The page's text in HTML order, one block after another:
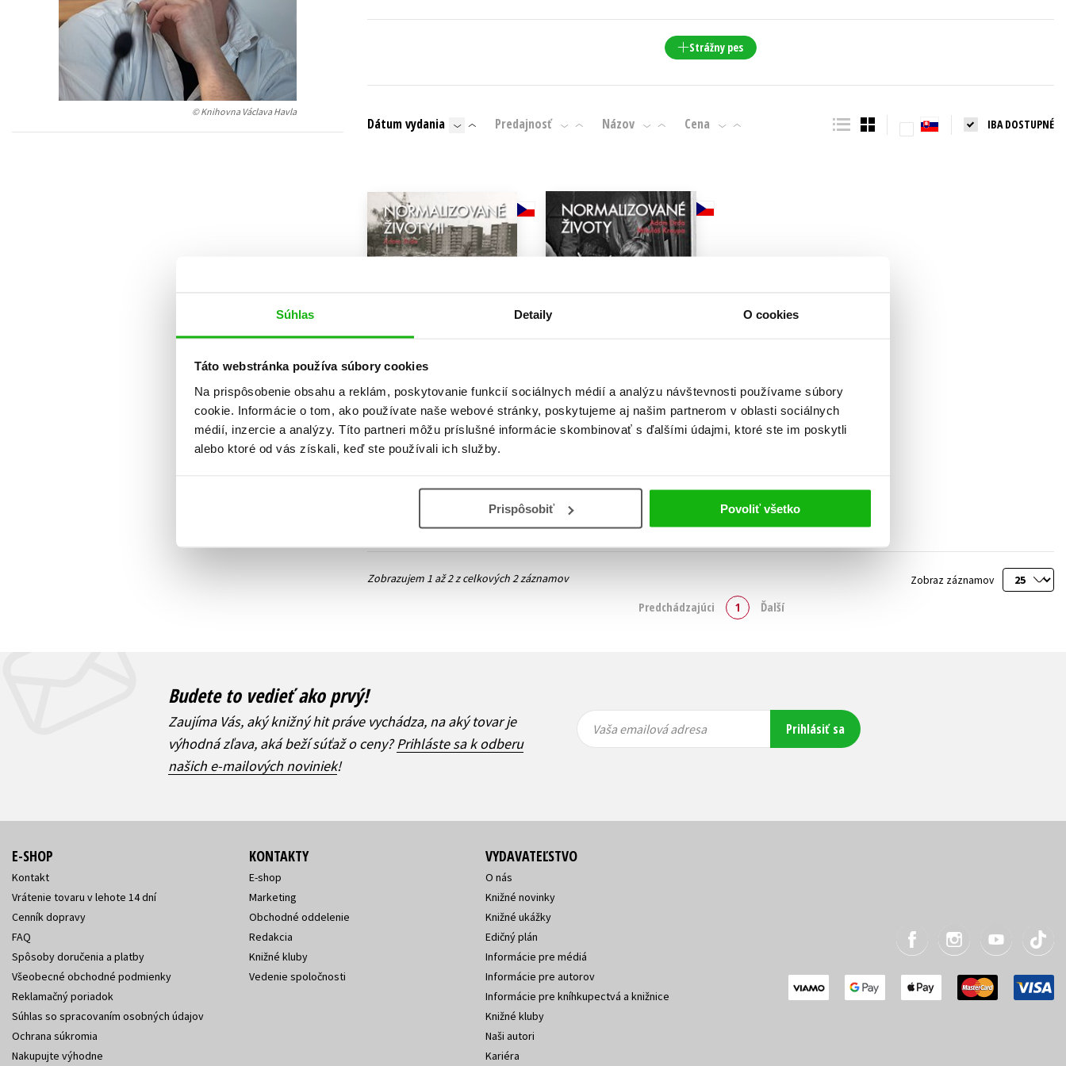
Súhlas Detaily O cookies
Táto webstránka používa súbory cookies
Na prispôsobenie obsahu a reklám, poskytovanie funkcií sociálnych médií a analýzu návštevnosti používame súbory
cookie. Informácie o tom, ako používate naše webové stránky, poskytujeme aj našim partnerom v oblasti sociálnych
médií, inzercie a analýzy. Títo partneri môžu príslušné informácie skombinovať s ďalšími údajmi, ktoré ste im poskytli
alebo ktoré od vás získali, keď ste používali ich služby.
Prispôsobiť Povoliť všetko
Beletria pre deti
Beletria pre dospelých
Humanitné a spoločenské vedy
Jazyky
Kalendáre, diáre
Kariéra a osobný rozvoj
Zdravie a životný štýl
© Knihovna Václava Havla
Strážny pes
Dátum vydania Predajnosť Názov Cena IBA DOSTUPNÉ
Normalizované životy II
Adam Drda
14,02 €
Do košíka
Normalizované životy
Do košíka
Zobraz záznamov
Zobrazujem 1 až 2 z celkových 2 záznamov
Predchádzajúci 1 Ďalší
Budete to vedieť ako prvý!
Zaujíma Vás, aký knižný hit práve vychádza, na aký tovar je
výhodná zľava, aká beží súťaž o ceny?Prihláste sa k odberu
našich e-mailových noviniek!
Vaša
emailová
Vaša
emailová
Vaša emailová adresa Prihlásiť sa
E-SHOP
Kontakt
Vrátenie tovaru v lehote 14 dní
Cenník dopravy
FAQ
Spôsoby doručenia a platby
Všeobecné obchodné podmienky
Reklamačný poriadok
Súhlas so spracovaním osobných údajov
Ochrana súkromia
Nakupujte výhodne
KONTAKTY
E-shop
Marketing
Obchodné oddelenie
Redakcia
Knižné kluby
Vedenie spoločnosti
VYDAVATEĽSTVO
O nás
Knižné novinky
Knižné ukážky
Edičný plán
Informácie pre médiá
Informácie pre autorov
Informácie pre kníhkupectvá a knižnice
Knižné kluby
Naši autori
Kariéra